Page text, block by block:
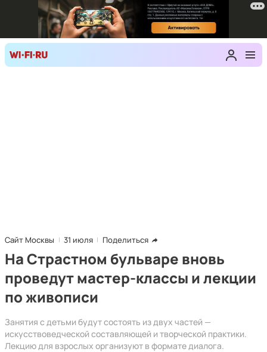
Сайт Москвы 31 июля Поделиться
На Страстном бульваре вновь
проведут мастер-классы и лекции
по живописи
Занятия с детьми будут состоять из двух частей —
искусствоведческой составляющей и творческой практики.
Лекцию для взрослых организуют в формате диалога.